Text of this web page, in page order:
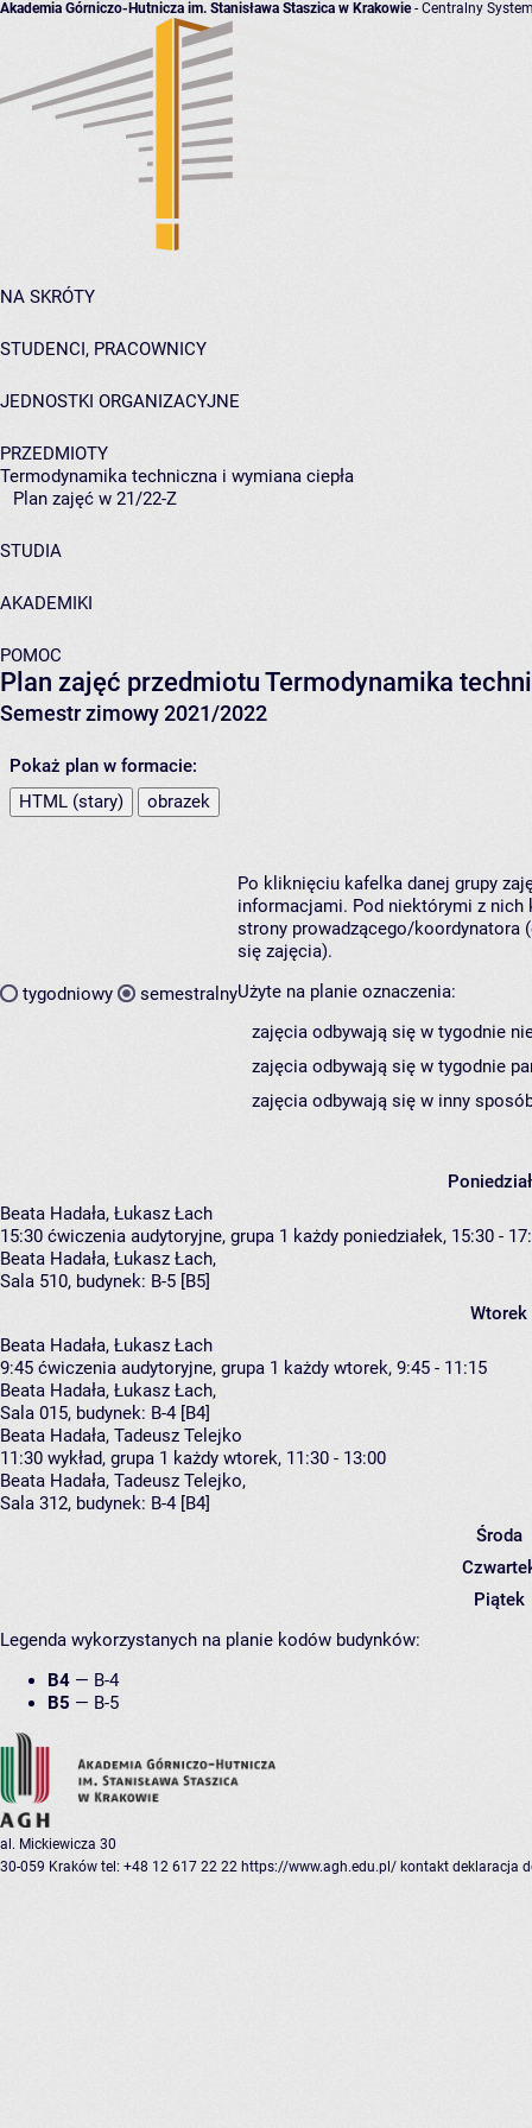
Akademia Górniczo-Hutnicza im. Stanisława Staszica w Krakowie- Centralny
NA SKRÓTY
STUDENCI, PRACOWNICY
JEDNOSTKI ORGANIZACYJNE
PRZEDMIOTY
Termodynamika techniczna i wymiana ciepła
Plan zajęć w 21/22-Z
STUDIA
AKADEMIKI
POMOC
Plan zajęć przedmiotu Termodynamika
Semestr zimowy 2021/2022
Pokaż plan w formacie:
HTML (stary)
obrazek
tygodniowy semestralny
Po kliknięciu kafelka danej grupy
informacjami. Pod niektórymi z nich
strony prowadzącego/koordynatora
się zajęcia).
Użyte na planie oznaczenia:
zajęcia odbywają się w tygodnie
zajęcia odbywają się w tygodnie
zajęcia odbywają się w inny
Beata Hadała, Łukasz Łach
15:30 ćwiczenia audytoryjne, grupa 1 każdy poniedziałek, 15:30 -
Beata Hadała, Łukasz Łach,
Sala 510, budynek: B-5 [B5]
Wtorek
Beata Hadała, Łukasz Łach
9:45 ćwiczenia audytoryjne, grupa 1 każdy wtorek, 9:45 - 11:15
Beata Hadała, Łukasz Łach,
Sala 015, budynek: B-4 [B4]
Beata Hadała, Tadeusz Telejko
11:30 wykład, grupa 1 każdy wtorek, 11:30 - 13:00
Beata Hadała, Tadeusz Telejko,
Sala 312, budynek: B-4 [B4]
Środa
Piątek
Legenda wykorzystanych na planie kodów budynków:
B4 — B-4
B5 — B-5
al. Mickiewicza 30
30-059 Kraków tel: +48 12 617 22 22 https://www.agh.edu.pl/ kontakt deklaracja